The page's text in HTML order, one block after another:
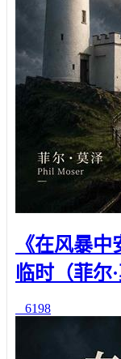
《在风暴
临时（菲尔·
6198